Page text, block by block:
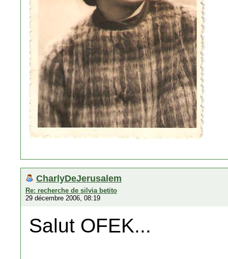
CharlyDeJerusalem
Re: recherche de silvia betito
29 décembre 2006, 08:19
Salut OFEK...